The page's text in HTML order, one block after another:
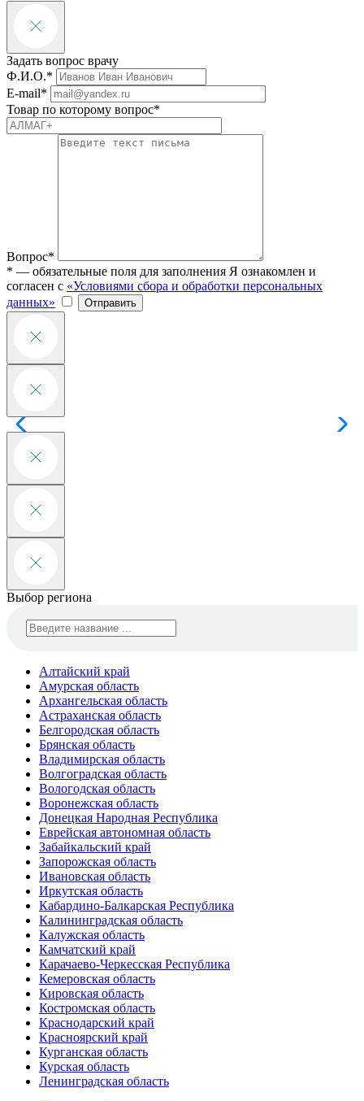
Задать вопрос врачу
Ф.И.О.*
E-mail*
Товар по которому вопрос*
Вопрос*
* — обязательные поля для заполнения Я ознакомлен и
согласен с «Условиями сбора и обработки персональных
данных»
Отправить
Выбор региона
Алтайский край
Амурская область
Архангельская область
Астраханская область
Белгородская область
Брянская область
Владимирская область
Волгоградская область
Вологодская область
Воронежская область
Донецкая Народная Республика
Еврейская автономная область
Забайкальский край
Запорожская область
Ивановская область
Иркутская область
Кабардино-Балкарская Республика
Калининградская область
Калужская область
Камчатский край
Карачаево-Черкесская Республика
Кемеровская область
Кировская область
Костромская область
Краснодарский край
Красноярский край
Курганская область
Курская область
Ленинградская область